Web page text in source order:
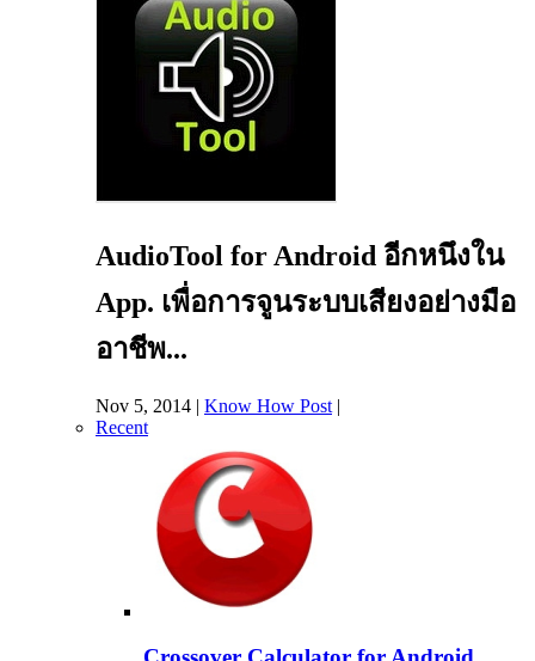
AudioTool for Android อีกหนึงใน
App. เพื่อการจูนระบบเสียงอย่างมือ
อาชีพ...
Nov 5, 2014 | Know How Post |
Recent